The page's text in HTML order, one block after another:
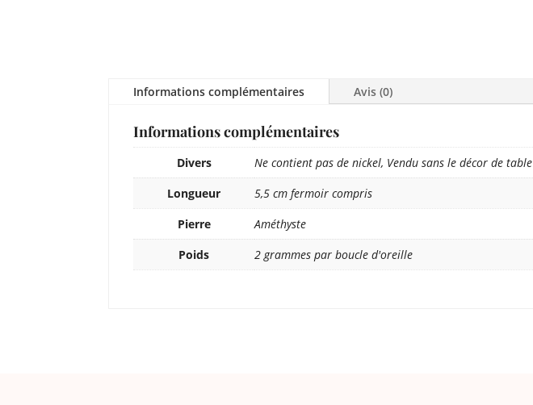
Informations complémentaires Avis (0)
Informations complémentaires
Divers
Ne contient pas de nickel, Vendu sans le décor de table
Longueur
5,5 cm fermoir compris
Pierre
Améthyste
Poids
2 grammes par boucle d'oreille